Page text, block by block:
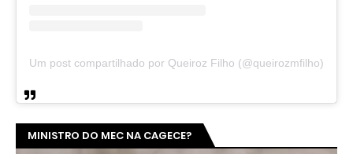
Um post compartilhado por Queiroz Filho (@queirozmfilho)
MINISTRO DO MEC NA CAGECE?